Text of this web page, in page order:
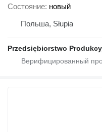
Состояние новый
Польша, Słupia